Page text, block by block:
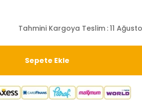
Tahmini Kargoya Teslim :11